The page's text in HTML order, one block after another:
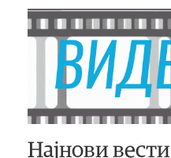
Најнови вести